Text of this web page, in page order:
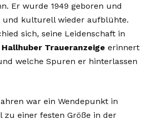
Er wurde 1949 geboren und
und kulturell wieder aufblühte.
sich, seine Leidenschaft in
Hallhuber Traueranzeige erinnert
welche Spuren er hinterlassen
war ein Wendepunkt in
zu einer festen Größe in der